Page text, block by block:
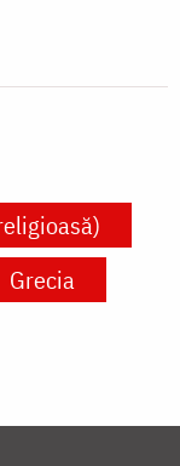
Grecia